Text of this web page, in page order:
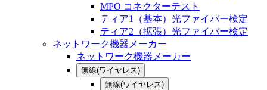
MPO コネクターテスト
ティア1（基本）光ファイバー検定
ティア2（拡張）光ファイバー検定
ネットワーク機器メーカー
ネットワーク機器メーカー
無線(ワイヤレス)
無線(ワイヤレス)